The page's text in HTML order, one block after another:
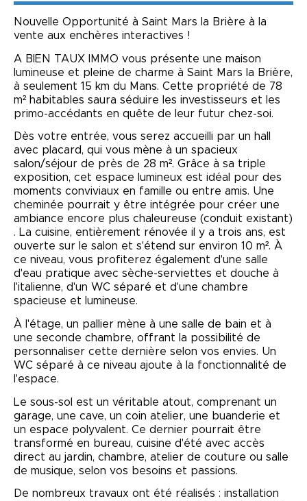
Nouvelle Opportunité à Saint Mars la Brière à la
vente aux enchères interactives !
A BIEN TAUX IMMO vous présente une maison
lumineuse et pleine de charme à Saint Mars la Brière,
à seulement 15 km du Mans. Cette propriété de 78
m² habitables saura séduire les investisseurs et les
primo-accédants en quête de leur futur chez-soi.
Dès votre entrée, vous serez accueilli par un hall
avec placard, qui vous mène à un spacieux
salon/séjour de près de 28 m². Grâce à sa triple
exposition, cet espace lumineux est idéal pour des
moments conviviaux en famille ou entre amis. Une
cheminée pourrait y être intégrée pour créer une
ambiance encore plus chaleureuse (conduit existant)
. La cuisine, entièrement rénovée il y a trois ans, est
ouverte sur le salon et s'étend sur environ 10 m². À
ce niveau, vous profiterez également d'une salle
d'eau pratique avec sèche-serviettes et douche à
l'italienne, d'un WC séparé et d'une chambre
spacieuse et lumineuse.
À l'étage, un pallier mène à une salle de bain et à
une seconde chambre, offrant la possibilité de
personnaliser cette dernière selon vos envies. Un
WC séparé à ce niveau ajoute à la fonctionnalité de
l'espace.
Le sous-sol est un véritable atout, comprenant un
garage, une cave, un coin atelier, une buanderie et
un espace polyvalent. Ce dernier pourrait être
transformé en bureau, cuisine d'été avec accès
direct au jardin, chambre, atelier de couture ou salle
de musique, selon vos besoins et passions.
De nombreux travaux ont été réalisés : installation